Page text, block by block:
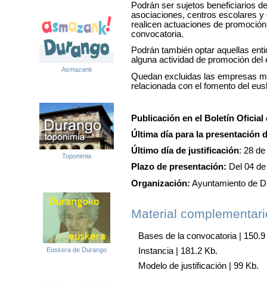
Asmazank
Toponimia
Euskera de Durango
Podrán ser sujetos beneficiarios
asociaciones, centros escolares y
realicen actuaciones de
convocatoria.
Podrán también optar aquellas
alguna actividad de promoción del
Quedan excluidas las empresas
relacionada con el fomento del
Publicación en el Boletín Oficial
Última día para la presentación
Último día de justificación: 28
Plazo de presentación: Del 04
Organización: Ayuntamiento de
Material
Bases de la convocatoria |
Instancia | 181.2 Kb.
Modelo de justificación | 99 Kb.